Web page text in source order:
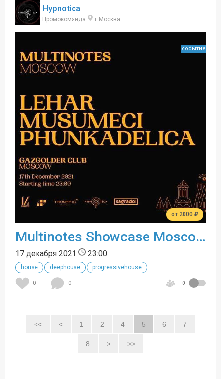
Hypnotica
Промокоманда г Москва
от 2000 ₽
событие
Multinotes Showcase Moscow
17 декабря 2021 23:00
house deephouse progressivehouse
0 0 0
<< < 1 2 4 5 6 7
8 > >>